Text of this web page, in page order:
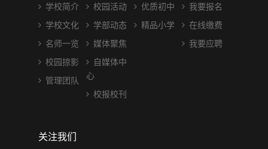
学校简介
学校文化
名师一览
校园掠影
管理团队
校园活动
学部动态
媒体聚焦
自媒体中
心
校报校刊
优质初中
精品小学
我要报名
在线缴费
我要应聘
关注我们